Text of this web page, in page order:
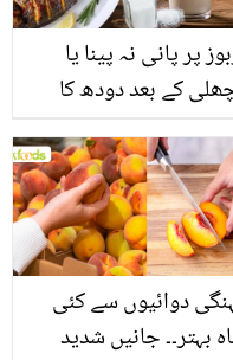
پر پانی نہ پینا یا
کے بعد دودھ کا
متعلق غلط فہمیوں کی
کیا ہے اور افواہ
دوائیوں سے کئی
بہتر۔۔ جانیں شدید